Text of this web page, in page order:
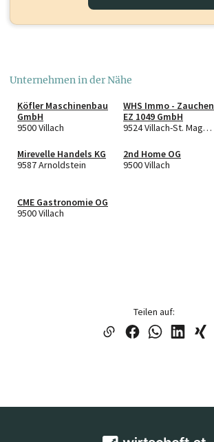
Unternehmen in der Nähe
Köfler Maschinenbau
GmbH
9500 Villach
WHS Immo - Zauchen
EZ 1049 GmbH
9524 Villach-St. Magdalen
Mirevelle Handels KG
9587 Arnoldstein
2nd Home OG
9500 Villach
CME Gastronomie OG
9500 Villach
Teilen auf: